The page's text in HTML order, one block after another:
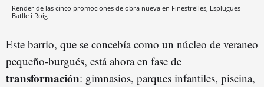
Render de las cinco promociones de obra nueva en Finestrelles, Esplugues
Batlle i Roig
Este barrio, que se concebía como un núcleo de veraneo
pequeño-burgués, está ahora en fase de
transformación: gimnasios, parques infantiles, piscina,